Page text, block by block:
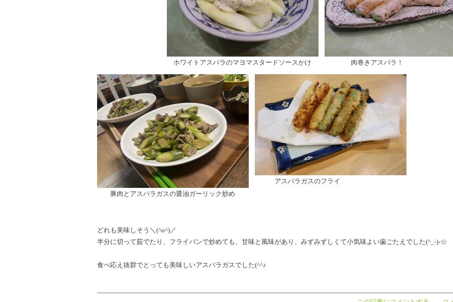
肉巻きアスパラ！
ホワイトアスパラのマヨマスタードソースかけ
豚肉とアスパラガスの醤油ガーリック炒め
アスパラガスのフライ
どれも美味しそう＼(^o^)／
半分に切って茹でたり、フライパンで炒めても、甘味と風味があり、みずみずしくて小気味よい歯ごたえでした(^_-)-☆
食べ応え抜群でとっても美味しいアスパラガスでした(^^♪